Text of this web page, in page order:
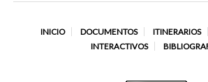
INICIO DOCUMENTOS ITINERARIOS
INTERACTIVOS